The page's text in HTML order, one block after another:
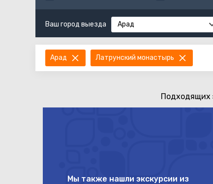
Ваш город выезда Арад
Арад Латрунский монастырь
Подходящих
Мы также нашли экскурсии из